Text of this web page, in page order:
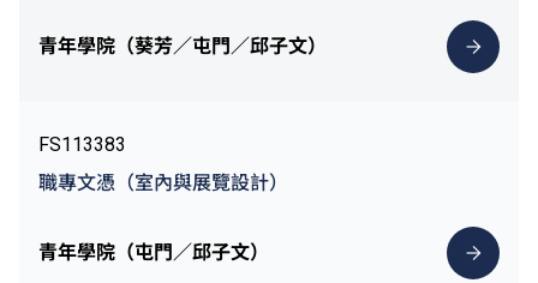
青年學院（葵芳／屯門／邱子文）
FS113383
職專文憑（室內與展覽設計）
青年學院（屯門／邱子文）